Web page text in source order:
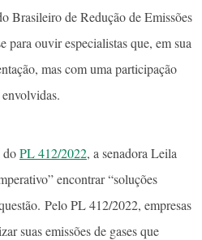
Brasileiro de Redução de Emissões
ouvir especialistas que, em sua
mas com uma participação
doPL 412/2022, a senadora Leila
encontrar “soluções
Pelo PL 412/2022, empresas
suas emissões de gases que